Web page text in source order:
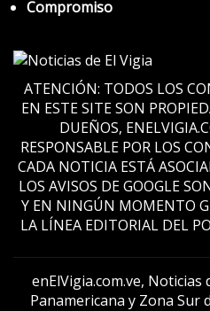
Compromiso
ATENCIÓN: TODOS LOS
EN ESTE SITE SON
DUEÑOS,
RESPONSABLE POR LOS
CADA NOTICIA ESTÁ
LOS AVISOS DE GOOGLE
Y EN NINGÚN MOMENTO
LA LÍNEA EDITORIAL DEL
enElVigia.com.ve, Noticias
Panamericana y Zona Sur